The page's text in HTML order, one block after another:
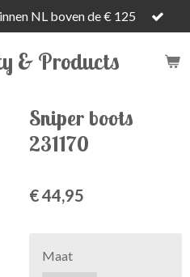
& Products
NL boven de € 125
Sniper boots
231170
€ 44,95
Maat